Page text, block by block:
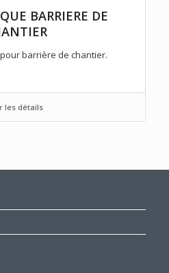
BARRIERE DE
barrière de chantier.
les détails